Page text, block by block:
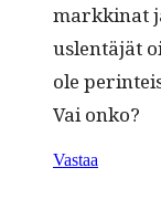
markki­nat
uslen­täjät
ole
Vai onko?
Vastaa